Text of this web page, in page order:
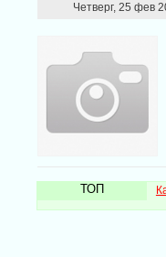
Четверг, 25 фев
ТОП